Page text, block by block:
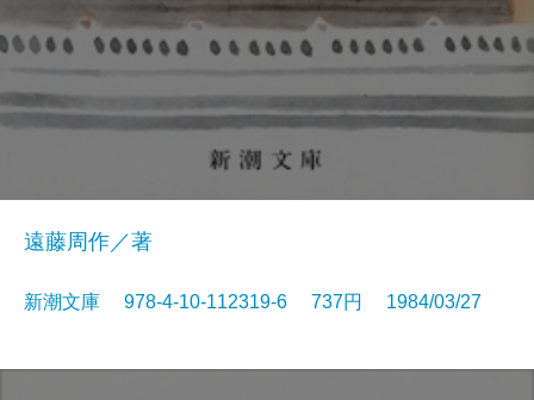
遠藤周作／著
新潮文庫 978-4-10-112319-6 737円 1984/03/27